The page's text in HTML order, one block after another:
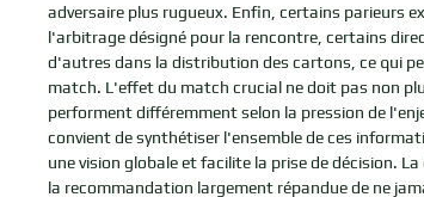
adversaire plus rugueux. Enfin, certains parieurs
l'arbitrage désigné pour la rencontre, certains
d'autres dans la distribution des cartons, ce qui
match. L'effet du match crucial ne doit pas non
performent différemment selon la pression de
convient de synthétiser l'ensemble de ces
une vision globale et facilite la prise de décision.
la recommandation largement répandue de ne